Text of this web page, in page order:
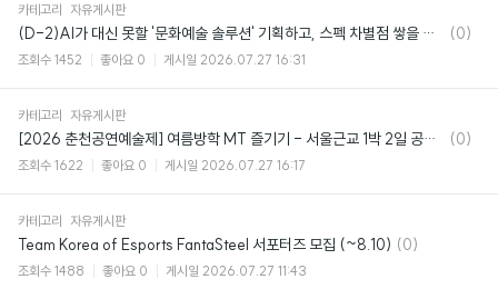
카테고리 자유게시판
(D-2)AI가 대신 못할 '문화예술 솔루션' 기획하고, 스펙 차별점 쌓을 사람 주목!🔥
댓
(0)
조회수 1452 좋아요 0 게시일 2026.07.27 16:31
카테고리 자유게시판
[2026 춘천공연예술제] 여름방학 MT 즐기기 - 서울근교 1박 2일 공연 여행 패키지
댓
(0)
조회수 1622 좋아요 0 게시일 2026.07.27 16:17
카테고리 자유게시판
Team Korea of Esports FantaSteel 서포터즈 모집 (~8.10) 댓
(0)
조회수 1488 좋아요 0 게시일 2026.07.27 11:43